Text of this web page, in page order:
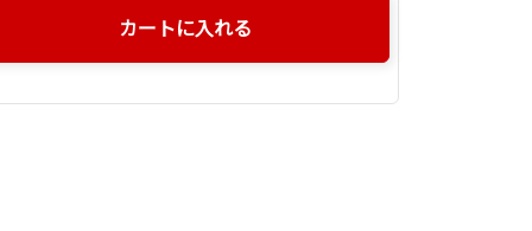
カートに入れる